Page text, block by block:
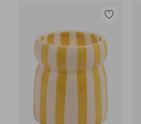
Tilføj
favoritter